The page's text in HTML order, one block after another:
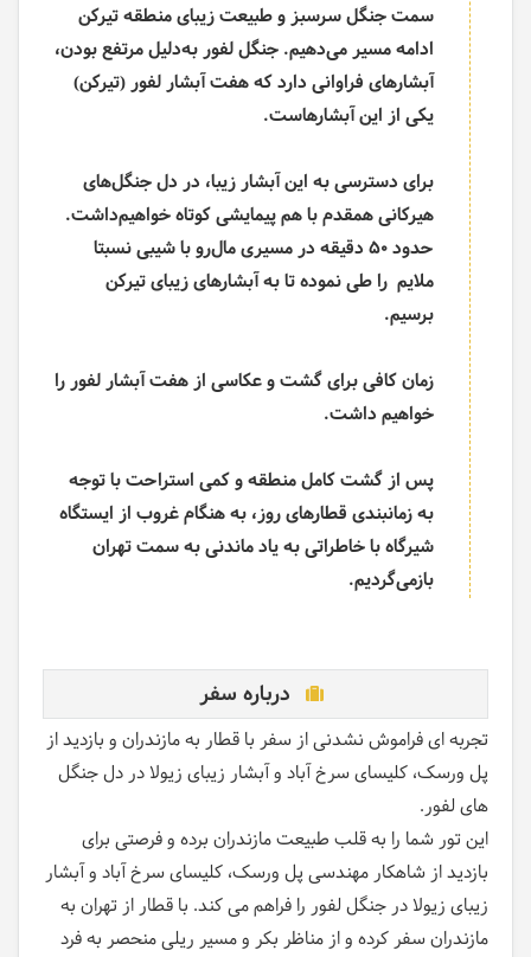
سمت جنگل سرسبز و طبیعت زیبای منطقه تیرکن
ادامه مسیر می‌دهیم. جنگل لفور به‌دلیل مرتفع بودن،
آبشارهای فراوانی دارد که هفت آبشار لفور (تیرکن)
یکی از این آبشارهاست.
برای دسترسی به این آبشار زیبا، در دل جنگل‌های
هیرکانی همقدم با هم پیمایشی کوتاه خواهیم‌داشت.
حدود 50 دقیقه در مسیری مال‌رو با شیبی نسبتا
ملایم را طی نموده تا به آبشارهای زیبای تیرکن
برسیم.
زمان کافی برای گشت و عکاسی از هفت آبشار لفور را
خواهیم داشت.
پس از گشت کامل منطقه و کمی استراحت با توجه
به زمانبندی قطارهای روز، به هنگام غروب از ایستگاه
شیرگاه با خاطراتی به یاد ماندنی به سمت تهران
بازمی‌گردیم.
درباره سفر
تجربه ای فراموش نشدنی از سفر با قطار به مازندران و بازدید از
پل ورسک، کلیسای سرخ آباد و آبشار زیبای زیولا در دل جنگل
های لفور.
این تور شما را به قلب طبیعت مازندران برده و فرصتی برای
بازدید از شاهکار مهندسی پل ورسک، کلیسای سرخ آباد و آبشار
زیبای زیولا در جنگل لفور را فراهم می کند. با قطار از تهران به
مازندران سفر کرده و از مناظر بکر و مسیر ریلی منحصر به فرد